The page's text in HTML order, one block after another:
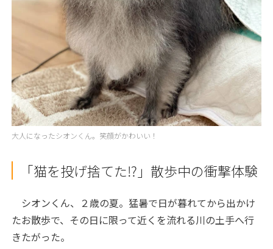
大人になったシオンくん。笑顔がかわいい！
「猫を投げ捨てた⁉︎」散歩中の衝撃体験
シオンくん、２歳の夏。猛暑で日が暮れてから出かけ
たお散歩で、その日に限って近くを流れる川の土手へ行
きたがった。